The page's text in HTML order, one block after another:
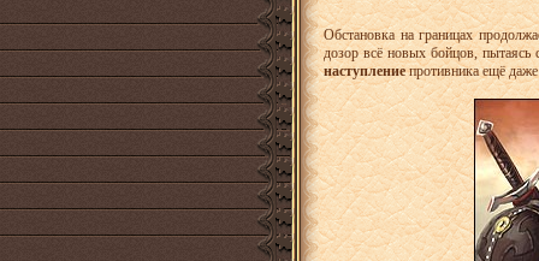
Обстановка на границах
дозор всё новых бойцов, пытаясь
наступлениепротивника ещё